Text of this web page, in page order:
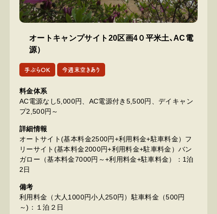
オートキャンプサイト20区画4０平米土､AC電
源）
手ぶらOK 今週末空きあり
料金体系
AC電源なし5,000円、AC電源付き5,500円、デイキャン
プ2,500円～
詳細情報
オートサイト(基本料金2500円+利用料金+駐車料金）フ
リーサイト(基本料金2000円+利用料金+駐車料金）バン
ガロー（基本料金7000円～+利用料金+駐車料金）：1泊
2日
備考
利用料金（大人1000円小人250円）駐車料金（500円
～)：１泊２日